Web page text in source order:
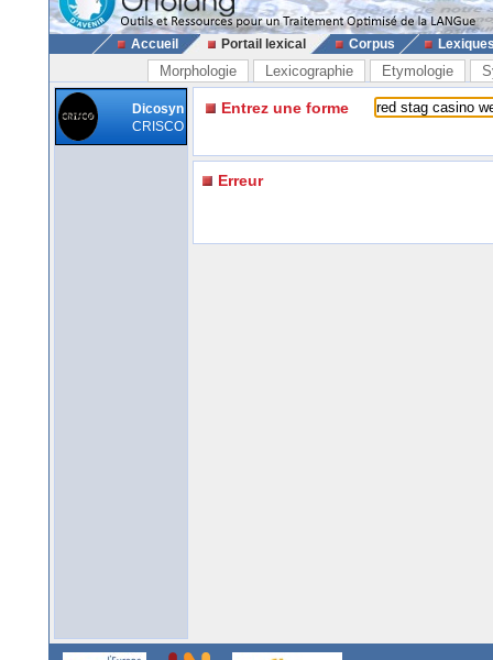
Accueil Portail lexical Corpus
Morphologie Lexicographie Etymologie
Dicosyn
CRISCO
Entrez une forme
Erreur